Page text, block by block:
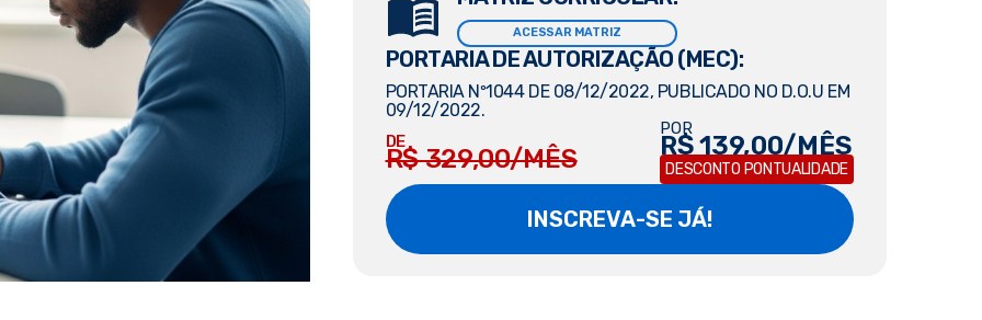
ACESSAR MATRIZ
PORTARIA DE AUTORIZAÇÃO (MEC):
PORTARIA Nº1044 DE 08/12/2022, PUBLICADO NO D.O.U EM
09/12/2022.
DE
R$ 329,00/MÊS
POR
R$ 139,00/MÊS
DESCONTO PONTUALIDADE
INSCREVA-SE JÁ!